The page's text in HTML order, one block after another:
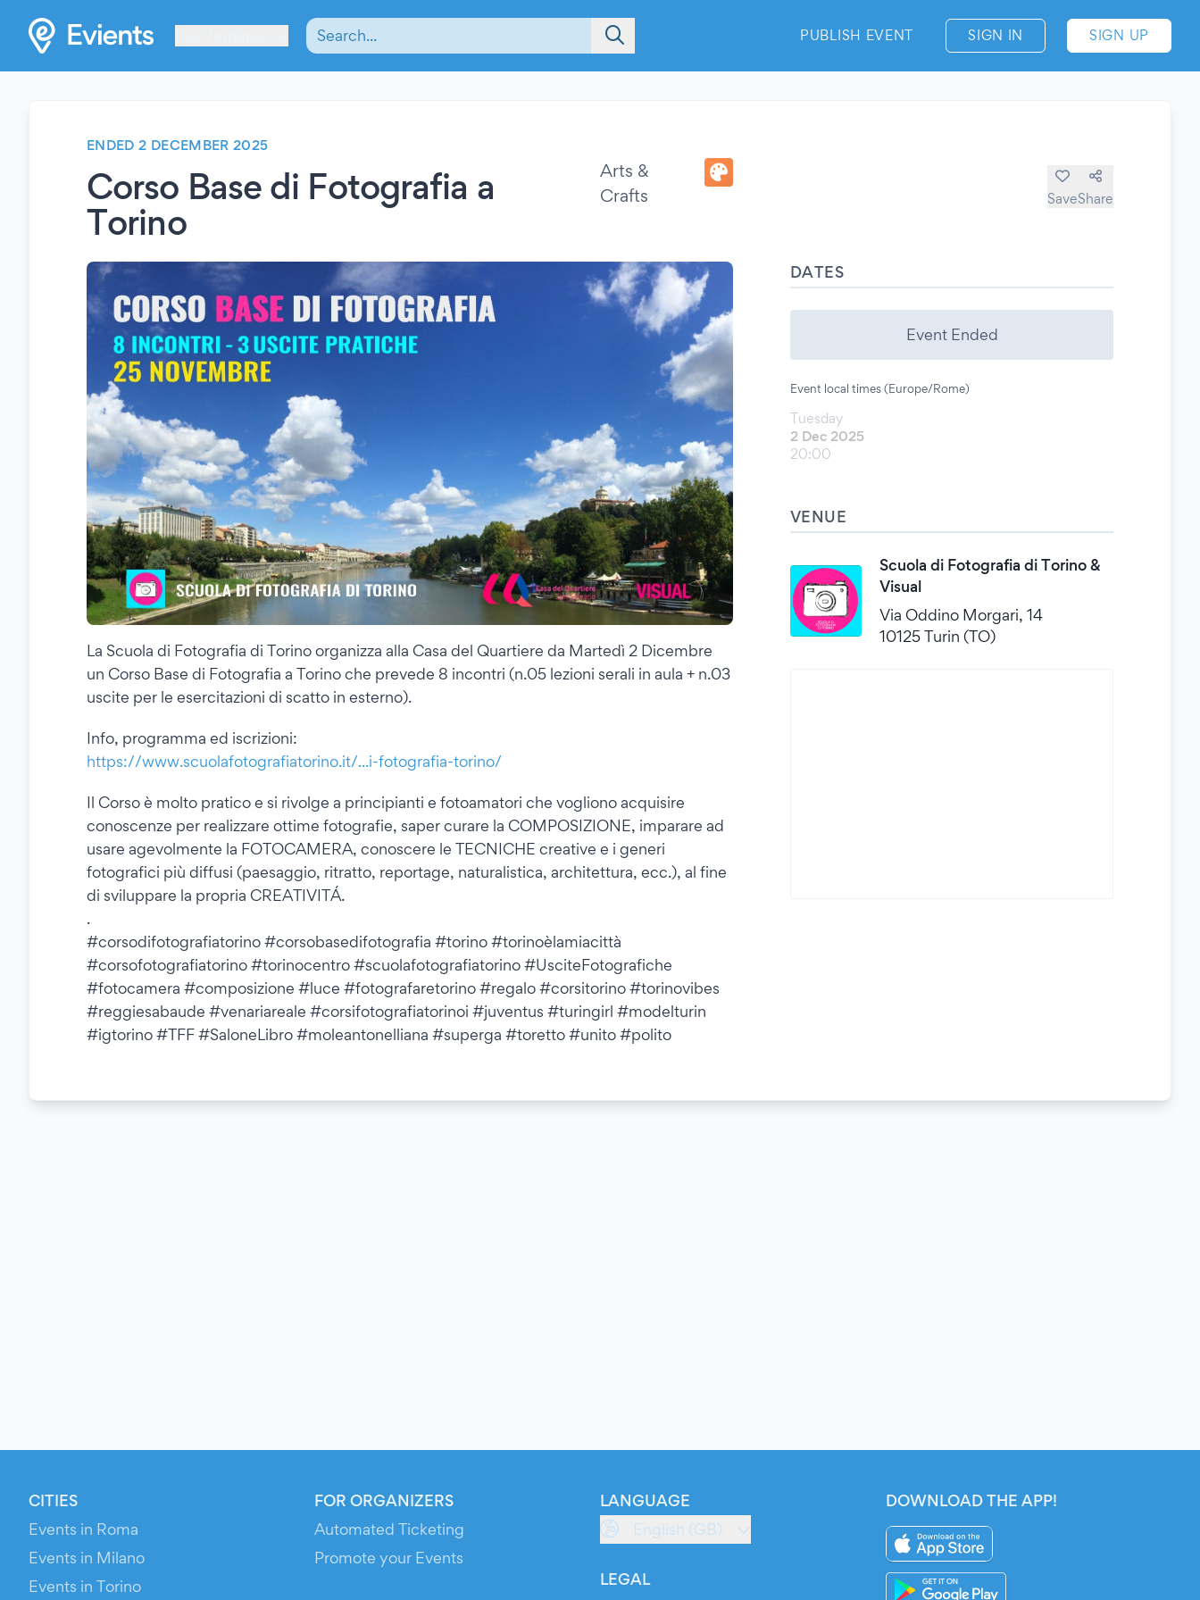
PUBLISH EVENT SIGN IN SIGN UP
ENDED 2 DECEMBER 2025
Corso Base di Fotografia a
Torino
Arts &
Crafts
SaveShare
La Scuola di Fotografia di Torino organizza alla Casa del Quartiere da Martedì 2 Dicembre
un Corso Base di Fotografia a Torino che prevede 8 incontri (n.05 lezioni serali in aula + n.03
uscite per le esercitazioni di scatto in esterno).
Info, programma ed iscrizioni:
https://www.scuolafotografiatorino.it/...i-fotografia-torino/
Il Corso è molto pratico e si rivolge a principianti e fotoamatori che vogliono acquisire
conoscenze per realizzare ottime fotografie, saper curare la COMPOSIZIONE, imparare ad
usare agevolmente la FOTOCAMERA, conoscere le TECNICHE creative e i generi
fotografici più diffusi (paesaggio, ritratto, reportage, naturalistica, architettura, ecc.), al fine
di sviluppare la propria CREATIVITÁ.
.
#corsodifotografiatorino #corsobasedifotografia #torino #torinoèlamiacittà
#corsofotografiatorino #torinocentro #scuolafotografiatorino #UsciteFotografiche
#fotocamera #composizione #luce #fotografaretorino #regalo #corsitorino #torinovibes
#reggiesabaude #venariareale #corsifotografiatorinoi #juventus #turingirl #modelturin
#igtorino #TFF #SaloneLibro #moleantonelliana #superga #toretto #unito #polito
DATES
Event Ended
Event local times (Europe/Rome)
Tuesday
2 Dec 2025
20:00
VENUE
Scuola di Fotografia di Torino &
Visual
Via Oddino Morgari, 14
10125 Turin (TO)
CITIES
Events in Roma
Events in Milano
Events in Torino
FOR ORGANIZERS
Automated Ticketing
Promote your Events
LANGUAGE
English (GB)
LEGAL
DOWNLOAD THE APP!